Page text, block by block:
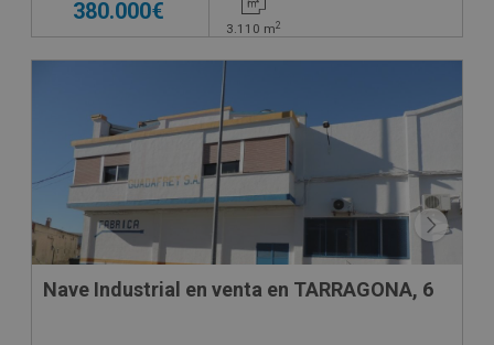
380.000€
3.110 m2
CONDICIONES ESPECIALES
Nave Industrial en venta en TARRAGONA, 6